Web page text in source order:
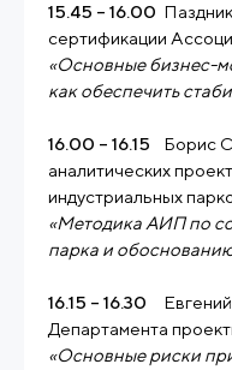
15.45 – 16.00
сертификации
«Основные бизнес-
как обеспечить
16.00 – 16.15
Борис
аналитических
индустриальных
«Методика АИП по
парка и
16.15 – 16.30
Департамента
«Основные риски